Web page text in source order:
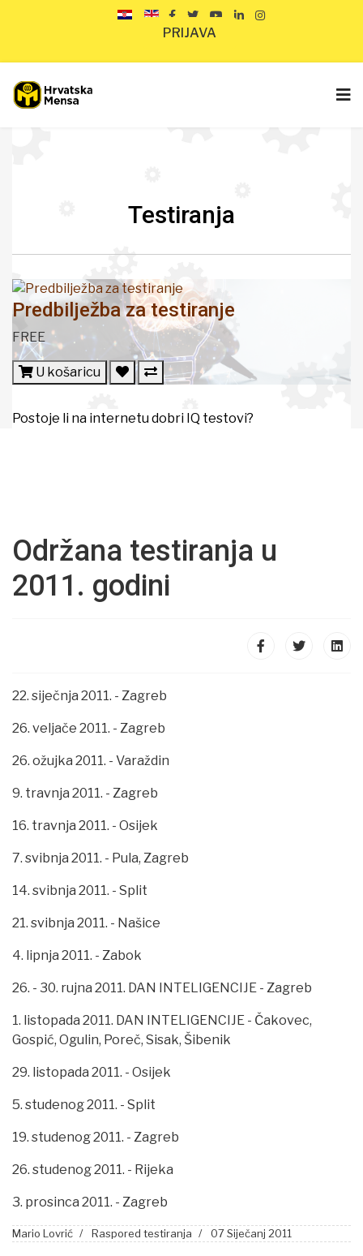
PRIJAVA
Testiranja
Predbilježba za testiranje
FREE
U košaricu
Postoje li na internetu dobri IQ testovi?
Održana testiranja u
2011. godini
22. siječnja 2011. - Zagreb
26. veljače 2011. - Zagreb
26. ožujka 2011. - Varaždin
9. travnja 2011. - Zagreb
16. travnja 2011. - Osijek
7. svibnja 2011. - Pula, Zagreb
14. svibnja 2011. - Split
21. svibnja 2011. - Našice
4. lipnja 2011. - Zabok
26. - 30. rujna 2011. DAN INTELIGENCIJE - Zagreb
1. listopada 2011. DAN INTELIGENCIJE - Čakovec,
Gospić, Ogulin, Poreč, Sisak, Šibenik
29. listopada 2011. - Osijek
5. studenog 2011. - Split
19. studenog 2011. - Zagreb
26. studenog 2011. - Rijeka
3. prosinca 2011. - Zagreb
Mario Lovrić Raspored testiranja 07 Siječanj 2011